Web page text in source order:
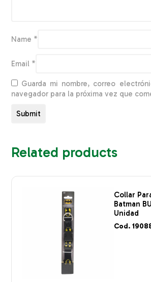
Name *
Email *
Guarda mi nombre, correo
navegador para la próxima vez que
Related products
Collar
Batman
Unidad
Cod.